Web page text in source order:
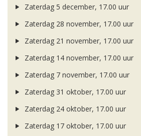
Zaterdag 5 december, 17.00 uur
Zaterdag 28 november, 17.00 uur
Zaterdag 21 november, 17.00 uur
Zaterdag 14 november, 17.00 uur
Zaterdag 7 november, 17.00 uur
Zaterdag 31 oktober, 17.00 uur
Zaterdag 24 oktober, 17.00 uur
Zaterdag 17 oktober, 17.00 uur